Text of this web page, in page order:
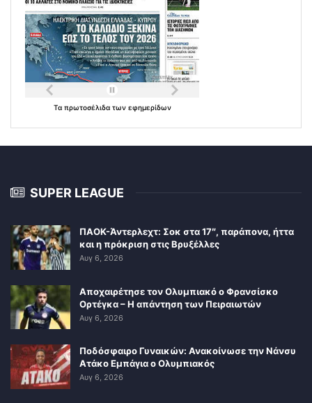
Τα πρωτοσέλιδα των εφημερίδων
SUPER LEAGUE
ΠΑΟΚ-Άντερλεχτ: Σοκ στα 17″, παράπονα, ήττα
και η πρόκριση στις Βρυξέλλες
Αυγ 6, 2026
Αποχαιρέτησε τον Ολυμπιακό ο Φρανσίσκο
Ορτέγκα – Η απάντηση των Πειραιωτών
Αυγ 6, 2026
Ποδόσφαιρο Γυναικών: Ανακοίνωσε την Νάνσυ
Ατάκο Εμπάγια ο Ολυμπιακός
Αυγ 6, 2026